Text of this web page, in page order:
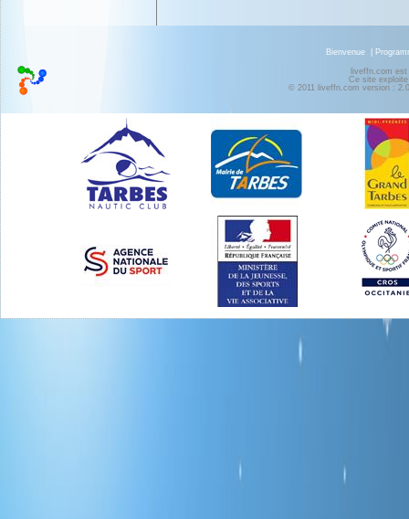
Bienvenue
liveffn.com
Ce site
© 2011 liveffn.com version :